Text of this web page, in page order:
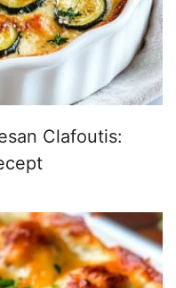
Clafoutis: